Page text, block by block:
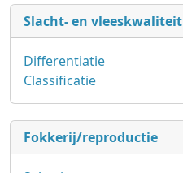
Slacht- en vleeskwaliteit
Differentiatie
Classificatie
Fokkerij/reproductie